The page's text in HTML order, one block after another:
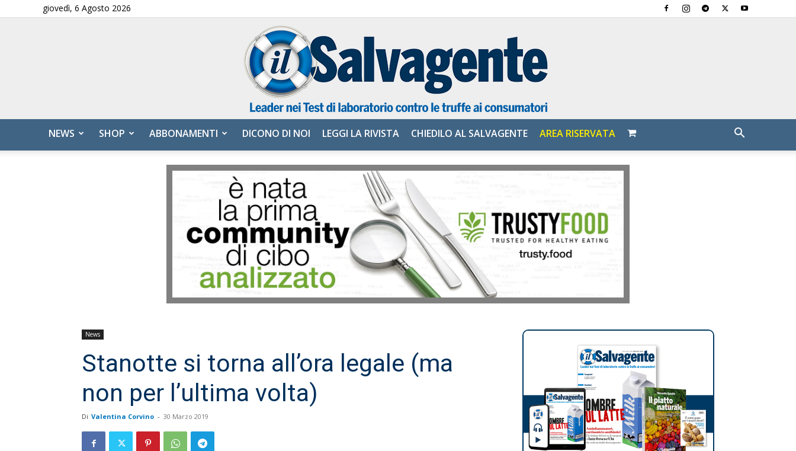
giovedì, 6 Agosto 2026
Salvagente
NEWS SHOP ABBONAMENTI DICONO DI NOI LEGGI LA RIVISTA CHIEDILO AL SALVAGENTE AREA RISERVATA
News
Stanotte si torna all’ora legale (ma
non per l’ultima volta)
Di Valentina Corvino - 30 Marzo 2019